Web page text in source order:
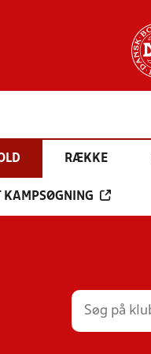
RÆKKE
KAMPSØGNING